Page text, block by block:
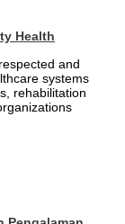
Health
and
systems
rehabilitation